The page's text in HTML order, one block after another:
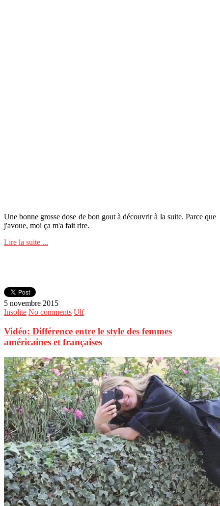
Une bonne grosse dose de bon gout à découvrir à la suite. Parce que
j'avoue, moi ça m'a fait rire.
Lire la suite ...
5 novembre 2015
Insolite No comments Ulf
Vidéo: Différence entre le style des femmes
américaines et françaises